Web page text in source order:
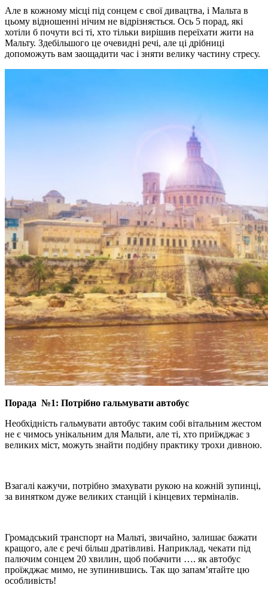
Але в кожному місці під сонцем є свої дивацтва, і Мальта в
цьому відношенні нічим не відрізняється. Ось 5 порад, які
хотіли б почути всі ті, хто тільки вирішив переїхати жити на
Мальту. Здебільшого це очевидні речі, але ці дрібниці
допоможуть вам заощадити час і зняти велику частину стресу.
Порада №1: Потрібно гальмувати автобус
Необхідність гальмувати автобус таким собі вітальним жестом
не є чимось унікальним для Мальти, але ті, хто приїжджає з
великих міст, можуть знайти подібну практику трохи дивною.
Взагалі кажучи, потрібно змахувати рукою на кожній зупинці,
за винятком дуже великих станцій і кінцевих терміналів.
Громадський транспорт на Мальті, звичайно, залишає бажати
кращого, але є речі більш дратівливі. Наприклад, чекати під
палючим сонцем 20 хвилин, щоб побачити …. як автобус
проїжджає мимо, не зупинившись. Так що запам’ятайте цю
особливість!